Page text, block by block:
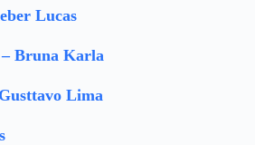
Lucas
– Bruna Karla
Lima